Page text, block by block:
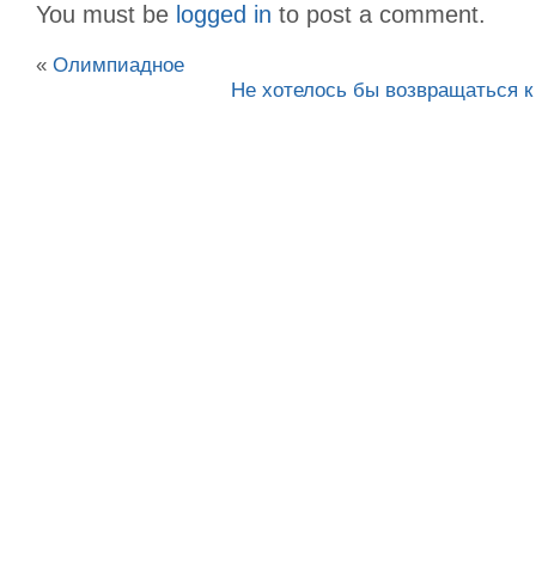
You must be logged in to post a comment.
« Олимпиадное
Не хотелось бы возвращаться